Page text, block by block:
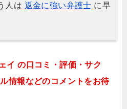
人は 返金に強い弁護士 に早
イ の口コミ・評価・サク
情報などのコメントをお待